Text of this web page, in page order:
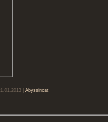
| Abyssincat